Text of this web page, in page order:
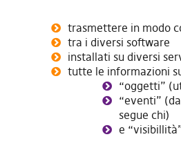
trasmettere in modo
tra i diversi software
installati su diversi
tutte le informazioni
“oggetti”
“eventi”
segue chi)
e